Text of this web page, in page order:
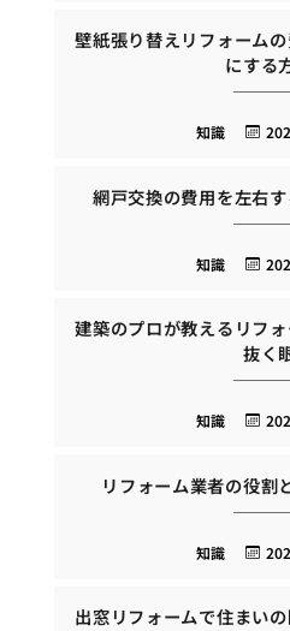
壁紙張り替えリフォーム
にする
知識
網戸交換の費用を左右
知識
建築のプロが教えるリフ
抜く
知識
リフォーム業者の役割
知識
出窓リフォームで住まい